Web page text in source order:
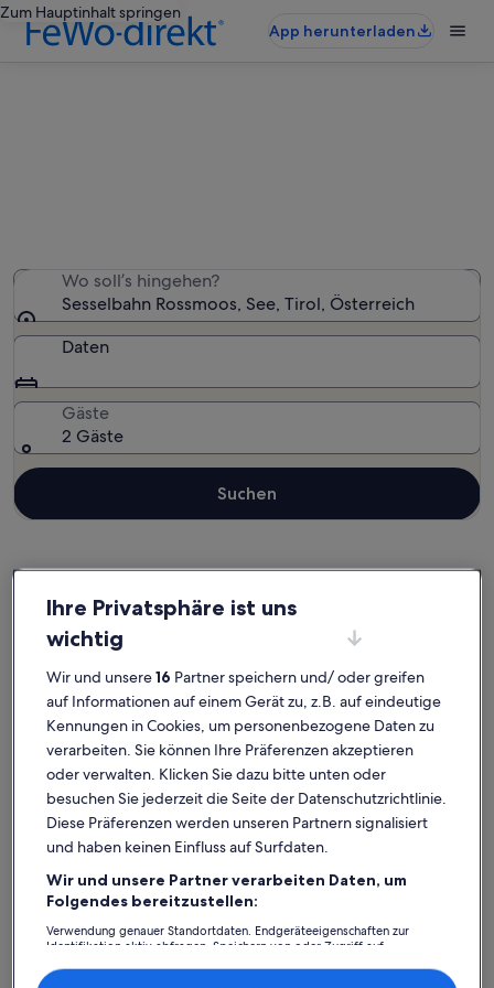
Zum Hauptinhalt springen
App herunterladen
Wo soll’s hingehen?
Sesselbahn Rossmoos, See, Tirol, Österreich
Daten
Gäste
2 Gäste
Suchen
See Ferienunterkünfte nahe Sesselbahn Rossmoos
Sesselbahn Rossmoos, die den perfekten Ausgangspunkt für deine
Reise bilden. Ganz gleich, ob du mit der ganzen Bande oder nur
deinem Vierbeiner in den Urlaub startest, Ferienunterkünfte
erwarten dich und deine Lieben mit Annehmlichkeiten, die keine
Wünsche offenlassen. Darunter zum Beispiel Parken und
Klimaanlage. Und auch wenn du nach Raucheroptionen oder
barrierearmen Optionen suchst, wirst du das finden, was dir
vorschwebt.
Finde Unterkünfte ganz nach deinem
Geschmack
Suche nach Ferienhäusern Suche nach Ferienwohnungen
Suche
Ihre Privatsphäre ist uns
wichtig
Wir und unsere16 Partner speichern und/ oder greifen
auf Informationen auf einem Gerät zu, z.B. auf eindeutige
Kennungen in Cookies, um personenbezogene Daten zu
verarbeiten. Sie können Ihre Präferenzen akzeptieren
oder verwalten. Klicken Sie dazu bitte unten oder
besuchen Sie jederzeit die Seite der Datenschutzrichtlinie.
Diese Präferenzen werden unseren Partnern signalisiert
und haben keinen Einfluss auf Surfdaten.
Wir und unsere Partner verarbeiten Daten, um
Folgendes bereitzustellen:
Verwendung genauer Standortdaten. Endgeräteeigenschaften zur
Identifikation aktiv abfragen. Speichern von oder Zugriff auf
Inhalte, Messung von Werbeleistung und der Performance von Inhalten,